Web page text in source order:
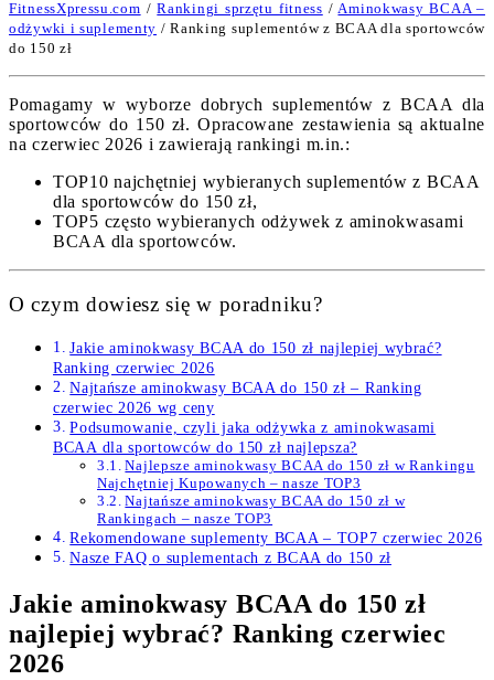
FitnessXpressu.com /Rankingi sprzętu fitness / Aminokwasy BCAA –
odżywki i suplementy / Ranking suplementów z BCAA dla sportowców
do 150 zł
Pomagamy w wyborze dobrych suplementów z BCAA dla
sportowców do 150 zł. Opracowane zestawienia są aktualne
na czerwiec 2026 i zawierają rankingi m.in.:
TOP10 najchętniej wybieranych suplementów z BCAA
dla sportowców do 150 zł,
TOP5 często wybieranych odżywek z aminokwasami
BCAA dla sportowców.
O czym dowiesz się w poradniku?
Jakie aminokwasy BCAA do 150 zł najlepiej wybrać?
Ranking czerwiec 2026
Najtańsze aminokwasy BCAA do 150 zł – Ranking
czerwiec 2026 wg ceny
Podsumowanie, czyli jaka odżywka z aminokwasami
BCAA dla sportowców do 150 zł najlepsza?
Najlepsze aminokwasy BCAA do 150 zł w Rankingu
Najchętniej Kupowanych – nasze TOP3
Najtańsze aminokwasy BCAA do 150 zł w
Rankingach – nasze TOP3
Rekomendowane suplementy BCAA – TOP7 czerwiec 2026
Nasze FAQ o suplementach z BCAA do 150 zł
Jakie aminokwasy BCAA do 150 zł
najlepiej wybrać? Ranking czerwiec
2026